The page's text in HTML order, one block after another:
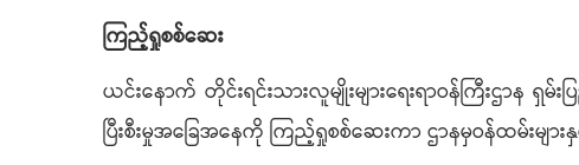
ကြည့်ရှုစစ်ဆေး
ယင်းနောက် တိုင်းရင်းသားလူမျိုးများရေးရာဝန်ကြီးဌာန ရှ
ပြီးစီးမှုအခြေအနေကို ကြည့်ရှုစစ်ဆေးကာ ဌာနမှဝန်ထမ်းမျ